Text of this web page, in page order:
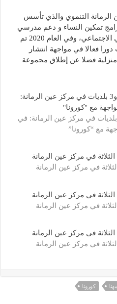
الرمانة التنموي والذي تأسس
برامج تمكين النساء و دعم مدرسي
للتلاميذ فضلا عن الدعم النفسي الاجتماعي، وفي العام 2020 تم
فعالا في مواجهة انتشار
منزلية فضلا عن إطلاق مجموعة
لقاء تنسيقي بين “عامل” و3 بلديات في مركز عين الرمانة: في
مع “كورونا”
في مركز عين الرمانة
في مركز عين الرمانة
في مركز عين الرمانة
كورونا